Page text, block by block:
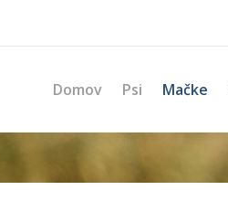
Domov Psi Mačke